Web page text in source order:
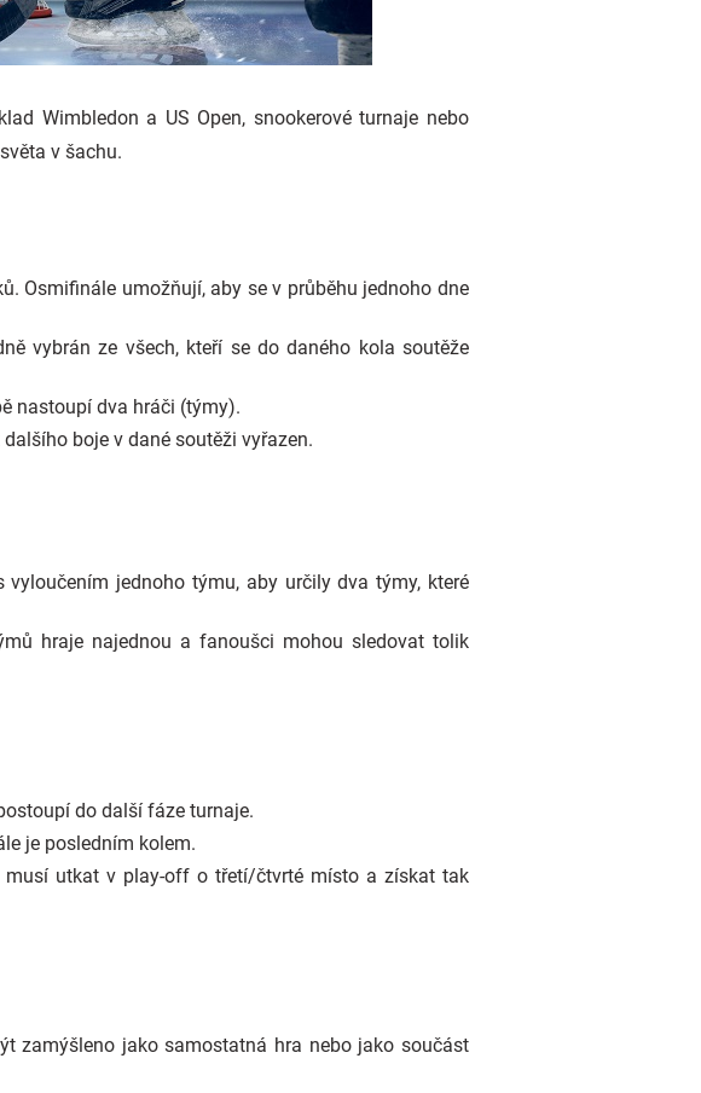
Wimbledon a US Open, snookerové turnaje nebo
v šachu.
Osmifinále umožňují, aby se v průběhu jednoho dne
vybrán ze všech, kteří se do daného kola soutěže
nastoupí dva hráči (týmy).
boje v dané soutěži vyřazen.
jednoho týmu, aby určily dva týmy, které
hraje najednou a fanoušci mohou sledovat tolik
do další fáze turnaje.
je posledním kolem.
musí utkat v play-off o třetí/čtvrté místo a získat tak
zamýšleno jako samostatná hra nebo jako součást